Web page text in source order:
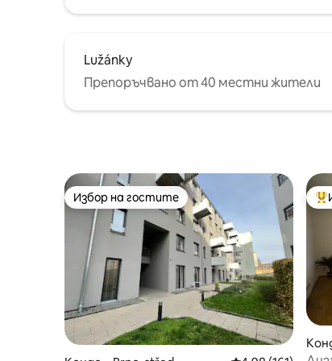
Lužánky
Препоръчвано от 40 местни жители
Избор на гостите
Избор на гостите